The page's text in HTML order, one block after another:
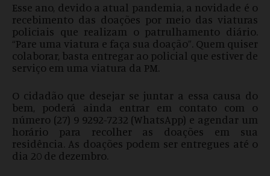
Esse ano, devido a atual pandemia, a novidade é o
recebimento das doações por meio das viaturas
policiais que realizam o patrulhamento diário.
“Pare uma viatura e faça sua doação”. Quem quiser
colaborar, basta entregar ao policial que estiver de
serviço em uma viatura da PM.
O cidadão que desejar se juntar a essa causa do
bem, poderá ainda entrar em contato com o
número (27) 9 9292-7232 (WhatsApp) e agendar um
horário para recolher as doações em sua
residência. As doações podem ser entregues até o
dia 20 de dezembro.